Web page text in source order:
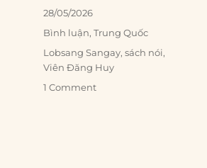
Posted
on
28/05/2026
Categories
Bình luận,Trung Quốc
Tags
Lobsang Sangay,sách nói,
Viên Đăng Huy
1 Comment